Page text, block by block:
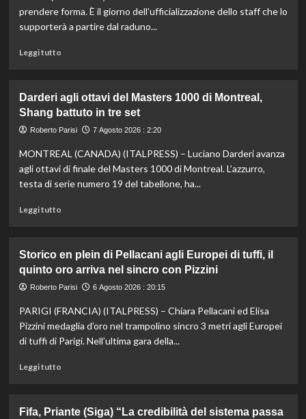
di
fondo,
nella
gara
maschile
prendere forma. È il giorno dell’ufficializzazione dello staff che lo
supporterà a partire dal raduno...
Leggi tuttoLeggi
Nazionale,
ecco
lo
di
Mancini:
Bollini
Bonucci
tra
i
Darderi agli ottavi del Masters 1000 di Montreal,
Shang battuto in tre set
Roberto Parisi 7 Agosto 2026 : 2:20
MONTREAL (CANADA) (ITALPRESS) – Luciano Darderi avanza
agli ottavi di finale del Masters 1000 di Montreal. L’azzurro,
testa di serie numero 19 del tabellone, ha...
Leggi tuttoLeggi
Darderi
agli
ottavi
Masters
1000
di
set
Storico en plein di Pellacani agli Europei di tuffi, il
quinto oro arriva nel sincro con Pizzini
Roberto Parisi 6 Agosto 2026 : 20:15
PARIGI (FRANCIA) (ITALPRESS) – Chiara Pellacani ed Elisa
Pizzini medaglia d’oro nel trampolino sincro 3 metri agli Europei
di tuffi di Parigi. Nell’ultima gara della...
Leggi tuttoLeggi
Storico
Fifa, Priante (Siga) “La credibilità del sistema passa